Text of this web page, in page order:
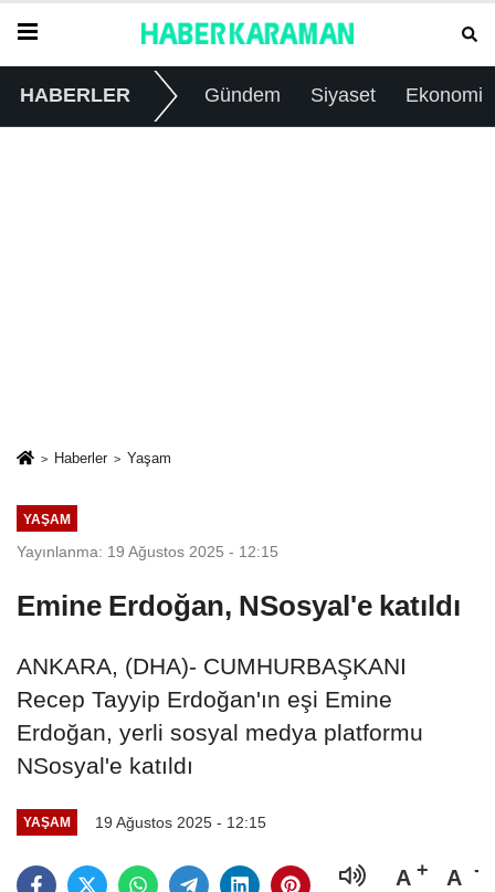
HABERLER Gündem Siyaset Ekonomi
Haberler Yaşam
YAŞAM
Yayınlanma: 19 Ağustos 2025 - 12:15
Emine Erdoğan, NSosyal'e katıldı
ANKARA, (DHA)- CUMHURBAŞKANI
Recep Tayyip Erdoğan'ın eşi Emine
Erdoğan, yerli sosyal medya platformu
NSosyal'e katıldı
YAŞAM 19 Ağustos 2025 - 12:15
A A